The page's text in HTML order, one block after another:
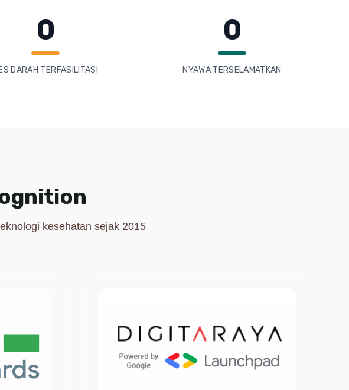
0
DARAH TERFASILITASI
0
NYAWA TERSELAMATKAN
kesehatan sejak 2015